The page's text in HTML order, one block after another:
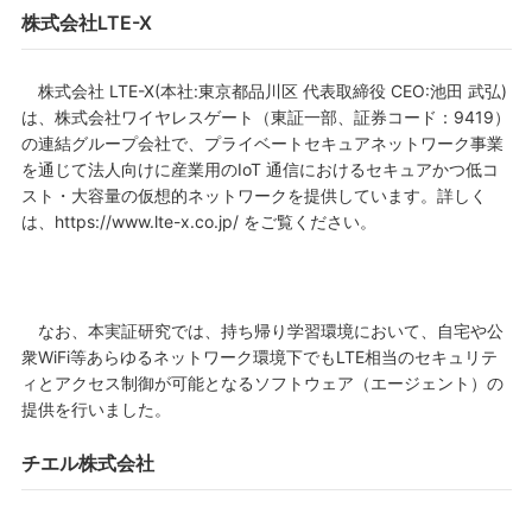
株式会社LTE-X
株式会社 LTE-X(本社:東京都品川区 代表取締役 CEO:池田 武弘)
は、株式会社ワイヤレスゲート（東証一部、証券コード：9419）
の連結グループ会社で、プライベートセキュアネットワーク事業
を通じて法人向けに産業用のIoT 通信におけるセキュアかつ低コ
スト・大容量の仮想的ネットワークを提供しています。詳しく
は、https://www.lte-x.co.jp/ をご覧ください。
なお、本実証研究では、持ち帰り学習環境において、自宅や公
衆WiFi等あらゆるネットワーク環境下でもLTE相当のセキュリテ
ィとアクセス制御が可能となるソフトウェア（エージェント）の
提供を行いました。
チエル株式会社